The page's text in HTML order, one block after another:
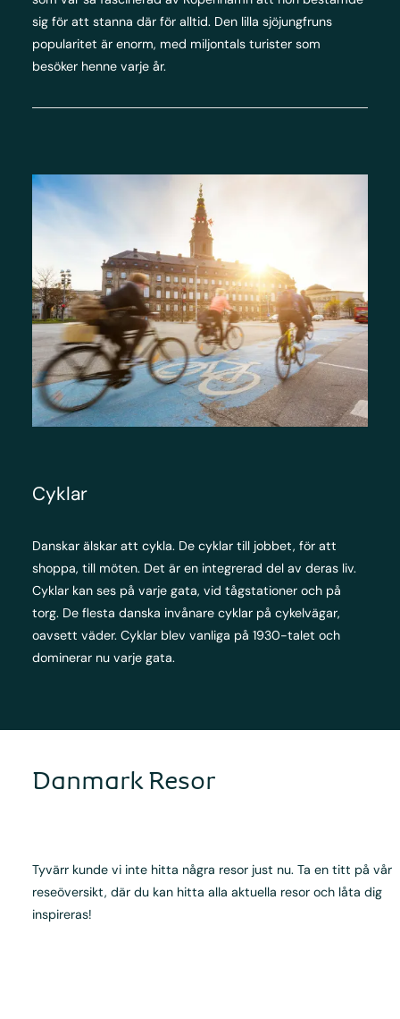
sig för att stanna där för alltid. Den lilla sjöjungfruns
popularitet är enorm, med miljontals turister som
besöker henne varje år.
Cyklar
Danskar älskar att cykla. De cyklar till jobbet, för att
shoppa, till möten. Det är en integrerad del av deras liv.
Cyklar kan ses på varje gata, vid tågstationer och på
torg. De flesta danska invånare cyklar på cykelvägar,
oavsett väder. Cyklar blev vanliga på 1930-talet och
dominerar nu varje gata.
Danmark Resor
Tyvärr kunde vi inte hitta några resor just nu. Ta en titt på vår
reseöversikt, där du kan hitta alla aktuella resor och låta dig
inspireras!